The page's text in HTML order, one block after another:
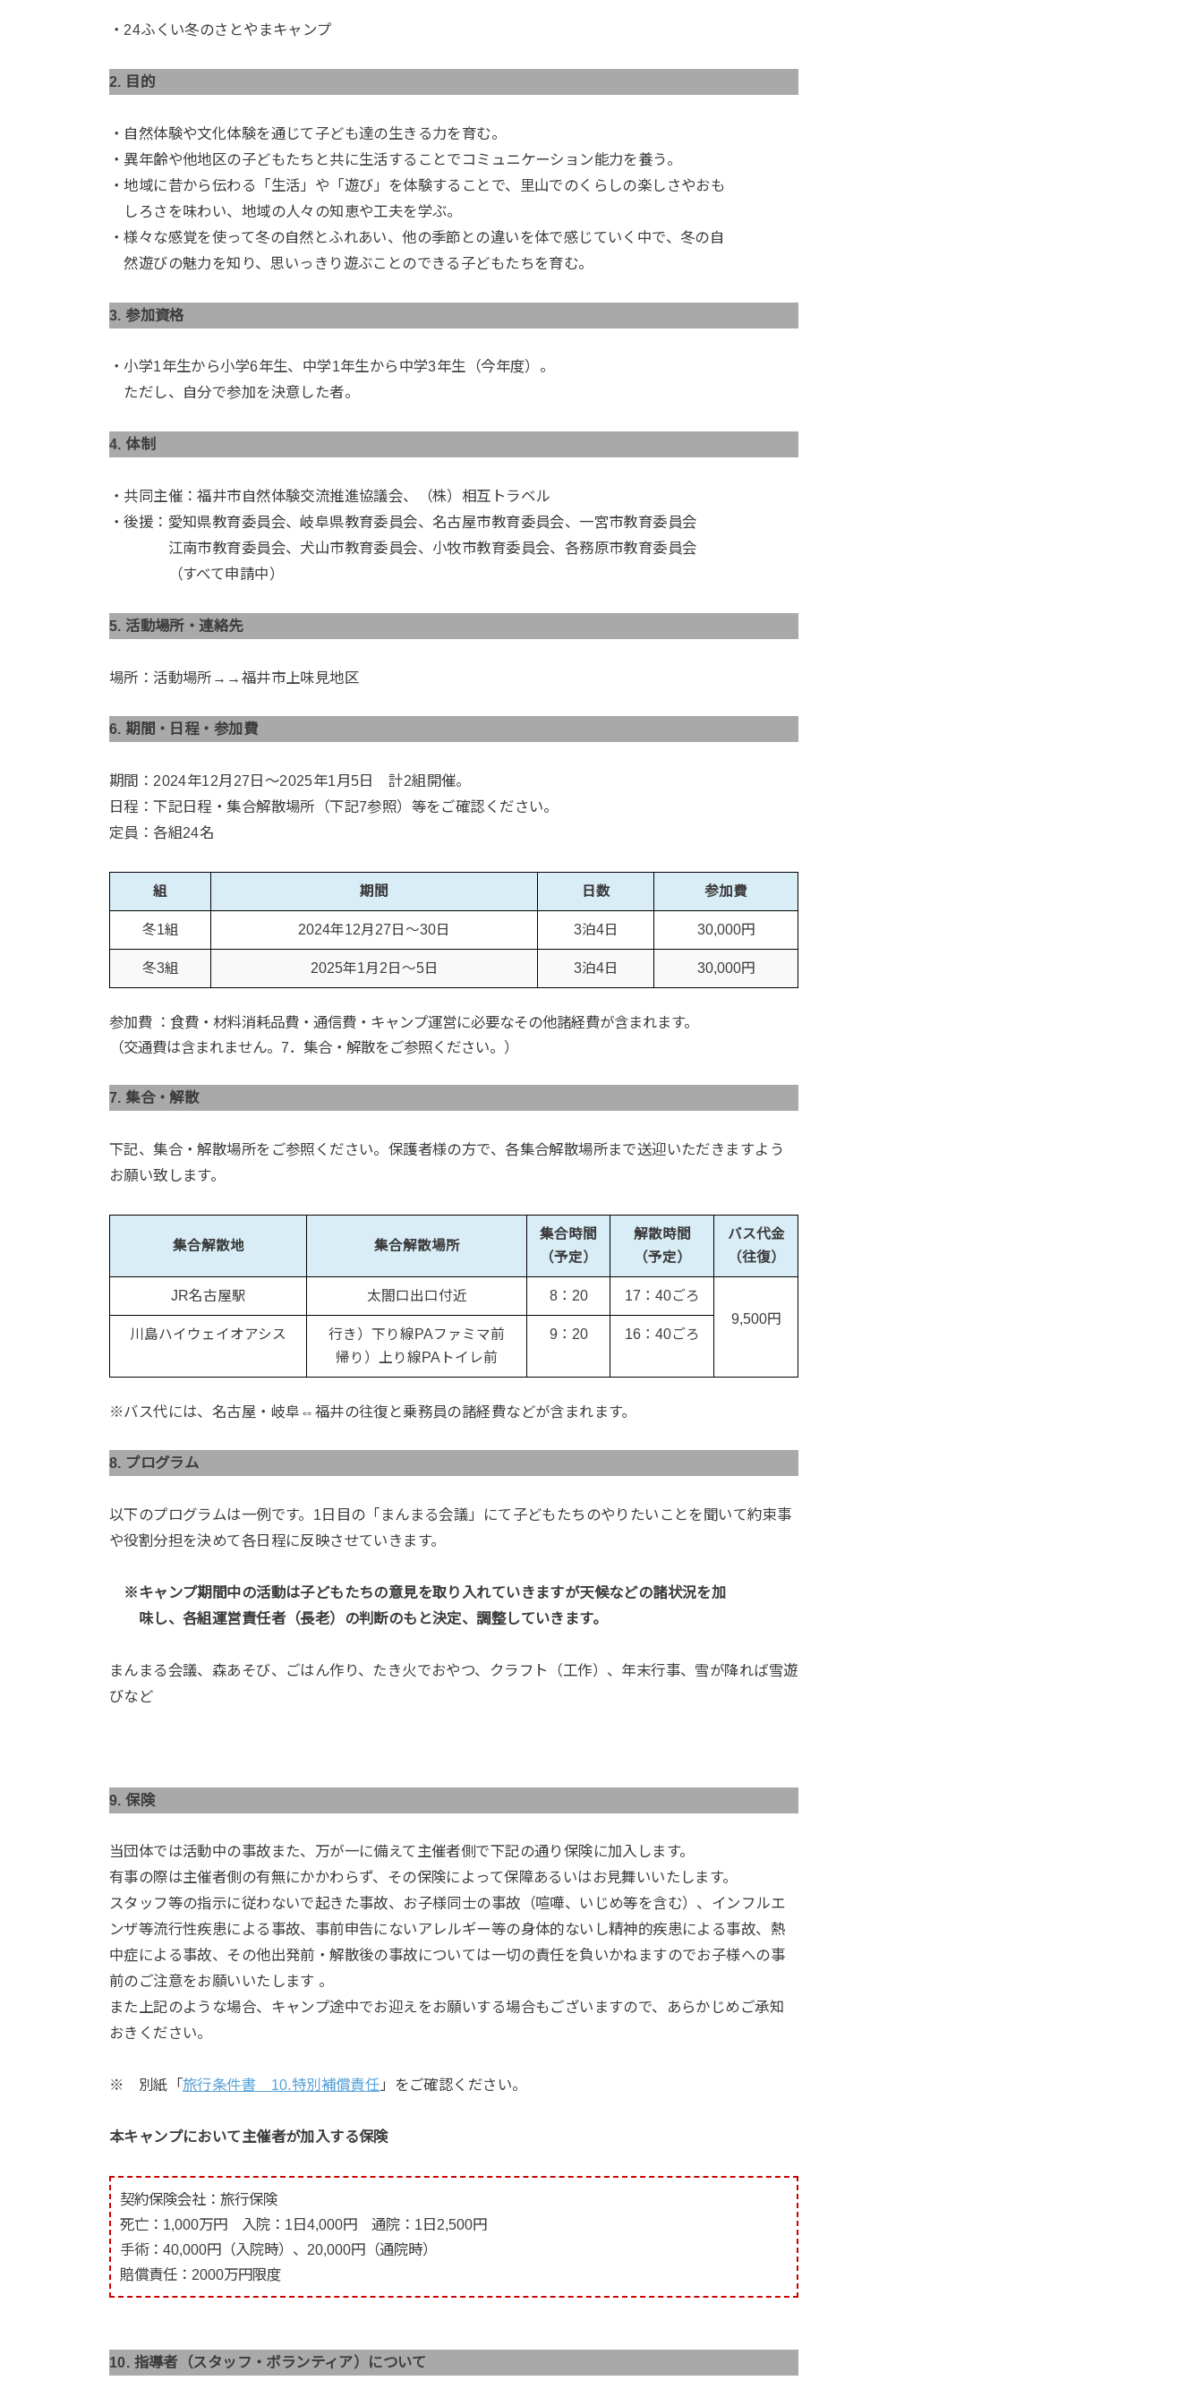
・24ふくい冬のさとやまキャンプ
2. 目的
・自然体験や文化体験を通じて子ども達の生きる力を育む。
・異年齢や他地区の子どもたちと共に生活することでコミュニケーション能力を養う。
・地域に昔から伝わる「生活」や「遊び」を体験することで、里山でのくらしの楽しさやおも
しろさを味わい、地域の人々の知恵や工夫を学ぶ。
・様々な感覚を使って冬の自然とふれあい、他の季節との違いを体で感じていく中で、冬の自
然遊びの魅力を知り、思いっきり遊ぶことのできる子どもたちを育む。
3. 参加資格
・小学1年生から小学6年生、中学1年生から中学3年生（今年度）。
ただし、自分で参加を決意した者。
4. 体制
・共同主催：福井市自然体験交流推進協議会、（株）相互トラベル
・後援：愛知県教育委員会、岐阜県教育委員会、名古屋市教育委員会、一宮市教育委員会
江南市教育委員会、犬山市教育委員会、小牧市教育委員会、各務原市教育委員会
（すべて申請中）
5. 活動場所・連絡先
場所：活動場所→→福井市上味見地区
6. 期間・日程・参加費
期間：2024年12月27日～2025年1月5日 計2組開催。
日程：下記日程・集合解散場所（下記7参照）等をご確認ください。
定員：各組24名
組 期間 日数 参加費
冬1組 2024年12月27日～30日 3泊4日 30,000円
冬3組 2025年1月2日～5日 3泊4日 30,000円
参加費 ：食費・材料消耗品費・通信費・キャンプ運営に必要なその他諸経費が含まれます。
（交通費は含まれません。7．集合・解散をご参照ください。）
7. 集合・解散
下記、集合・解散場所をご参照ください。保護者様の方で、各集合解散場所まで送迎いただきますよう
お願い致します。
集合解散地 集合解散場所
集合時間
（予定）
解散時間
（予定）
バス代金
（往復）
JR名古屋駅 太閤口出口付近 8：20
17：40ごろ
9,500円
川島ハイウェイオアシス
行き）下り線PAファミマ前
帰り）上り線PAトイレ前
9：20 16：40ごろ
※バス代には、名古屋・岐阜⇔福井の往復と乗務員の諸経費などが含まれます。
8. プログラム
以下のプログラムは一例です。1日目の「まんまる会議」にて子どもたちのやりたいことを聞いて約束事
や役割分担を決めて各日程に反映させていきます。
※キャンプ期間中の活動は子どもたちの意見を取り入れていきますが天候などの諸状況を加
味し、各組運営責任者（長老）の判断のもと決定、調整していきます。
まんまる会議、森あそび、ごはん作り、たき火でおやつ、クラフト（工作）、年末行事、雪が降れば雪遊
びなど
9. 保険
当団体では活動中の事故また、万が一に備えて主催者側で下記の通り保険に加入します。
有事の際は主催者側の有無にかかわらず、その保険によって保障あるいはお見舞いいたします。
スタッフ等の指示に従わないで起きた事故、お子様同士の事故（喧嘩、いじめ等を含む）、インフルエ
ンザ等流行性疾患による事故、事前申告にないアレルギー等の身体的ないし精神的疾患による事故、熱
中症による事故、その他出発前・解散後の事故については一切の責任を負いかねますのでお子様への事
前のご注意をお願いいたします 。
また上記のような場合、キャンプ途中でお迎えをお願いする場合もございますので、あらかじめご承知
おきください。
※ 別紙「旅行条件書 10.特別補償責任 」をご確認ください。
本キャンプにおいて主催者が加入する保険
契約保険会社：旅行保険
死亡：1,000万円 入院：1日4,000円 通院：1日2,500円
手術：40,000円（入院時）、20,000円（通院時）
賠償責任：2000万円限度
10. 指導者（スタッフ・ボランティア）について